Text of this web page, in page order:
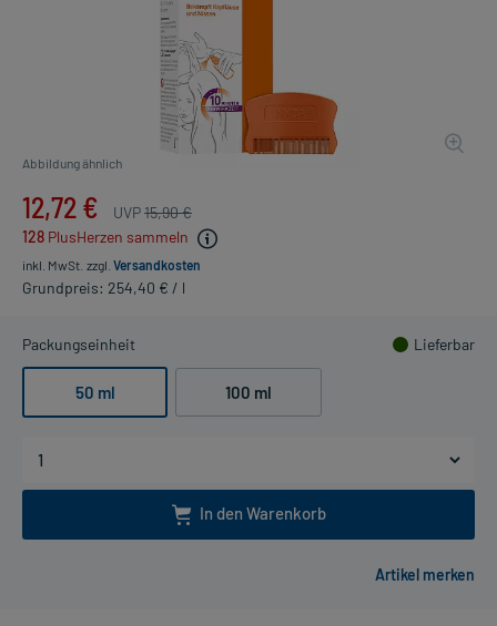
Abbildung ähnlich
12,72 € UVP15,90 €
128 PlusHerzen sammeln
inkl. MwSt. zzgl. Versandkosten
Grundpreis: 254,40 € / l
Packungseinheit Lieferbar
50 ml 100 ml
In den Warenkorb